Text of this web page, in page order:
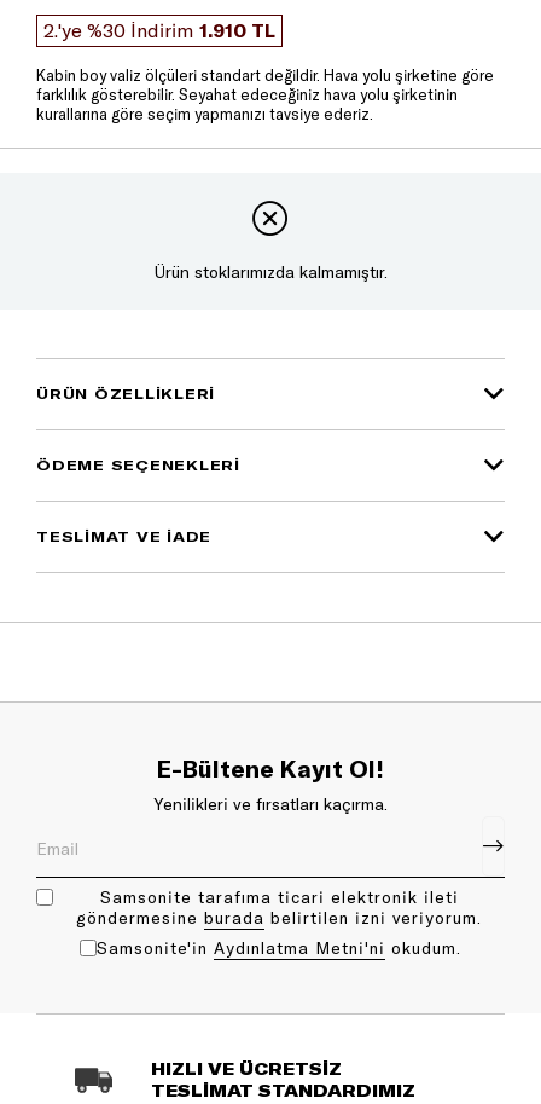
2.'ye %30 İndirim 1.910 TL
Kabin boy valiz ölçüleri standart değildir. Hava yolu şirketine göre
farklılık gösterebilir. Seyahat edeceğiniz hava yolu şirketinin
kurallarına göre seçim yapmanızı tavsiye ederiz.
Ürün stoklarımızda kalmamıştır.
ÜRÜN ÖZELLIKLERI
ÖDEME SEÇENEKLERI
TESLİMAT VE İADE
E-Bültene Kayıt Ol!
Yenilikleri ve fırsatları kaçırma.
Samsonite tarafıma ticari elektronik ileti
göndermesine bu rada belirtilen izni veriyorum.
Samsonite'in Aydınlatma Metni'ni okudum.
HIZLI VE ÜCRETSİZ
TESLİMAT STANDARDIMIZ